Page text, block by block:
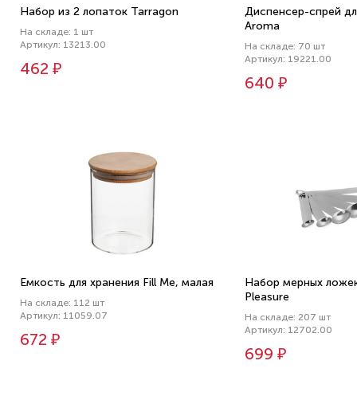
Набор из 2 лопаток Tarragon
На складе: 1 шт
Артикул: 13213.00
462 ₽
Диспенсер-спрей
Aroma
На складе: 70 шт
Артикул: 19221.00
640 ₽
Емкость для хранения Fill Me, малая
На складе: 112 шт
Артикул: 11059.07
672 ₽
Набор мерных
Pleasure
На складе: 207 шт
Артикул: 12702.00
699 ₽